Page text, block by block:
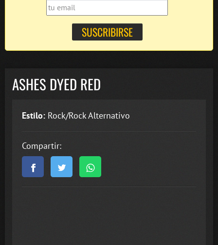
ASHES DYED RED
Estilo: Rock/Rock Alternativo
Compartir: